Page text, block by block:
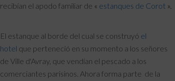
recibían el apodo familiar de « estanques de Corot ».
El estanque al borde del cual se construyó el
hotel que perteneció en su momento a los señores
de Ville d'Avray, que vendían el pescado a los
comerciantes parisinos. Ahora forma parte de la